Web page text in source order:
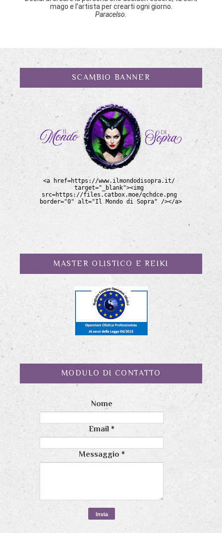
mago e l’artista per crearti ogni giorno.
Paracelso.
SCAMBIO BANNER
MASTER OLISTICO E REIKI
MODULO DI CONTATTO
Nome
Email*
Messaggio *